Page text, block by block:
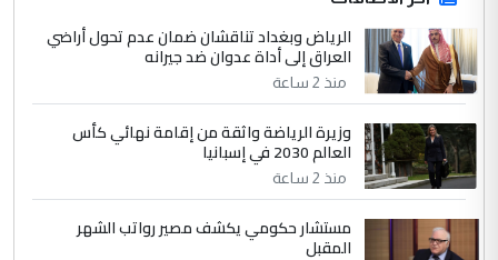
الموضوع :
الجواهري يرد على صدام حسين سل
مضجعيك يابن الزنا (نص كامل)
سردار
التعليق : واحد من عصابة علي ماما يسقط
جنسية الرافد الثالث للعراق ومن اصول عريقة
ابا فرات ...
الموضوع :
الجواهري يرد على صدام حسين سل
الرياض وبغداد تناقشان ضمان عدم تحول أراضي
العراق إلى أداة عدوان ضد جيرانه
منذ 2 ساعة
وزيرة الرياضة واثقة من إقامة نهائي كأس
العالم 2030 في إسبانيا
منذ 2 ساعة
مستشار حكومي يكشف مصير رواتب الشهر
المقبل